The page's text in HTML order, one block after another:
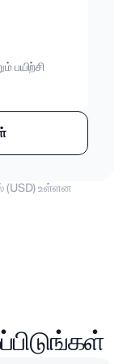
பயிற்சி
(USD) உள்ளன